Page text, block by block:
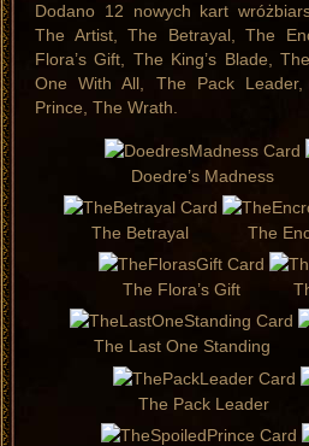
Dodano 12 nowych kart
The Artist, The Betrayal, The
Flora’s Gift, The King’s Blade,
One With All, The Pack
Prince, The Wrath.
Doedre’s Madness
The Betrayal The
The Flora’s Gift
The Last One Standing
The Pack Leader